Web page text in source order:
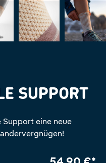
SUPPORT
eine neue